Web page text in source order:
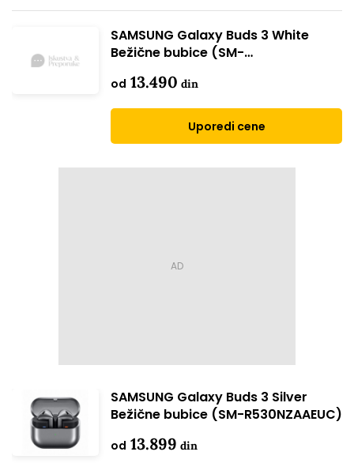
SAMSUNG Galaxy Buds 3 White
Bežične bubice (SM-
od 13.490 din
Uporedi cene
SAMSUNG Galaxy Buds 3 Silver
Bežične bubice (SM-R530NZAAEUC)
od 13.899 din